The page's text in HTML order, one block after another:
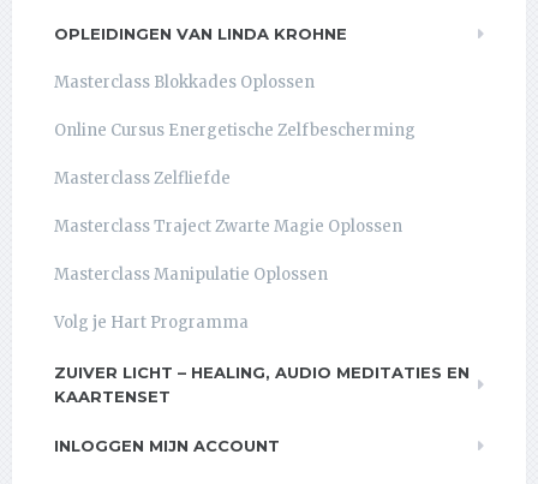
OPLEIDINGEN VAN LINDA KROHNE
Masterclass Blokkades Oplossen
Online Cursus Energetische Zelfbescherming
Masterclass Zelfliefde
Masterclass Traject Zwarte Magie Oplossen
Masterclass Manipulatie Oplossen
Volg je Hart Programma
ZUIVER LICHT – HEALING, AUDIO MEDITATIES EN
KAARTENSET
INLOGGEN MIJN ACCOUNT